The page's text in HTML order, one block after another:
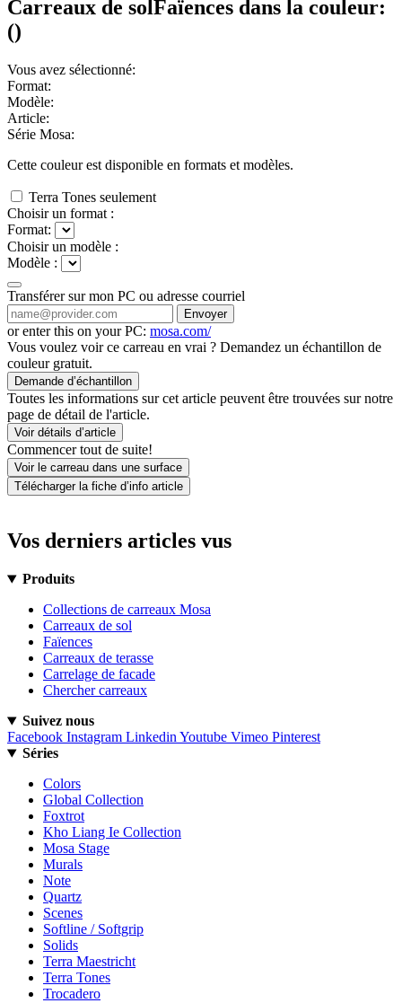
Carreaux de sol Faïences dans la couleur:
()
Vous avez sélectionné:
Format:
Modèle:
Article:
Série Mosa:
Cette couleur est disponible en formats et modèles.
Terra Tones seulement
Choisir un format :
Format:
Choisir un modèle :
Modèle :
Transférer sur mon PC ou adresse courriel
Envoyer
or enter this on your PC: mosa.com/
Vous voulez voir ce carreau en vrai ? Demandez un échantillon de
couleur gratuit.
Demande d’échantillon
Toutes les informations sur cet article peuvent être trouvées sur notre
page de détail de l'article.
Voir détails d’article
Commencer tout de suite!
Voir le carreau dans une surface
Télécharger la fiche d’info article
Vos derniers articles vus
Produits
Collections de carreaux Mosa
Carreaux de sol
Faïences
Carreaux de terasse
Carrelage de facade
Chercher carreaux
Suivez nous
Facebook Instagram Linkedin Youtube Vimeo Pinterest
Séries
Colors
Global Collection
Foxtrot
Kho Liang Ie Collection
Mosa Stage
Murals
Note
Quartz
Scenes
Softline / Softgrip
Solids
Terra Maestricht
Terra Tones
Trocadero